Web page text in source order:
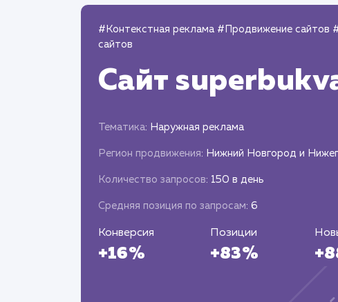
#Контекстная реклама #Продвижение сайтов
сайтов
Сайт
Тематика: Наружная реклама
Регион продвижения: Нижний Новгород и
Количество запросов: 150 в день
Средняя позиция по запросам: 6
Конверсия
+16%
Позиции
+83%